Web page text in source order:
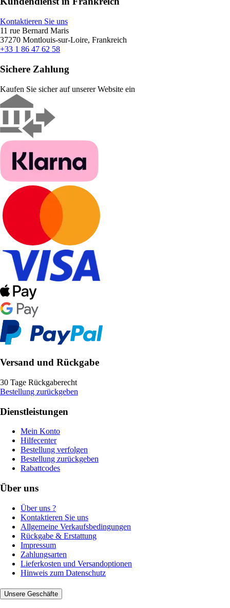
Kontaktieren Sie uns
11 rue Bernard Maris
37270 Montlouis-sur-Loire, Frankreich
+33 1 86 47 62 58
Sichere Zahlung
Kaufen Sie sicher auf unserer Website ein
Versand und Rückgabe
30 Tage Rückgaberecht
Bestellung zurückgeben
Dienstleistungen
Mein Konto
Hilfecenter
Bestellung verfolgen
Bestellung zurückgeben
Rabattcodes
Über uns
Über uns ?
Kontaktieren Sie uns
Allgemeine Verkaufsbedingungen
Rückgabe & Erstattung
Impressum
Zahlungsarten
Lieferkosten und Versandoptionen
Hinweis zum Datenschutz
Unsere Geschäfte